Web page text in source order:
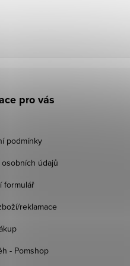
pro vás
podmínky
údajů
formulář
reklamace
- Pomshop